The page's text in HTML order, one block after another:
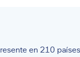
en 210